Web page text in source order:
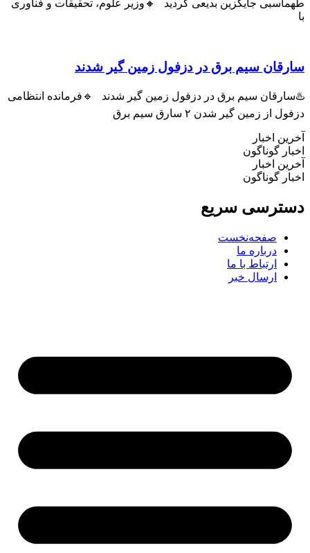
طهماسبی جایگزین بدیعی گردید 🔸وزیر علوم، تحقیقات و فناوری
با
سارقان سیم برق در دزفول زمین گیر شدند
♨️سارقان سیم برق در دزفول زمین گیر شدند 🔹فرمانده انتظامی
دزفول از زمین گیر شدن ۲ سارق سیم برق
آخرین اخبار
اخبار گوناگون
آخرین اخبار
اخبار گوناگون
دسترسی سریع
صفحه‌نخست
درباره ما
ارتباط با ما
ارسال خبر